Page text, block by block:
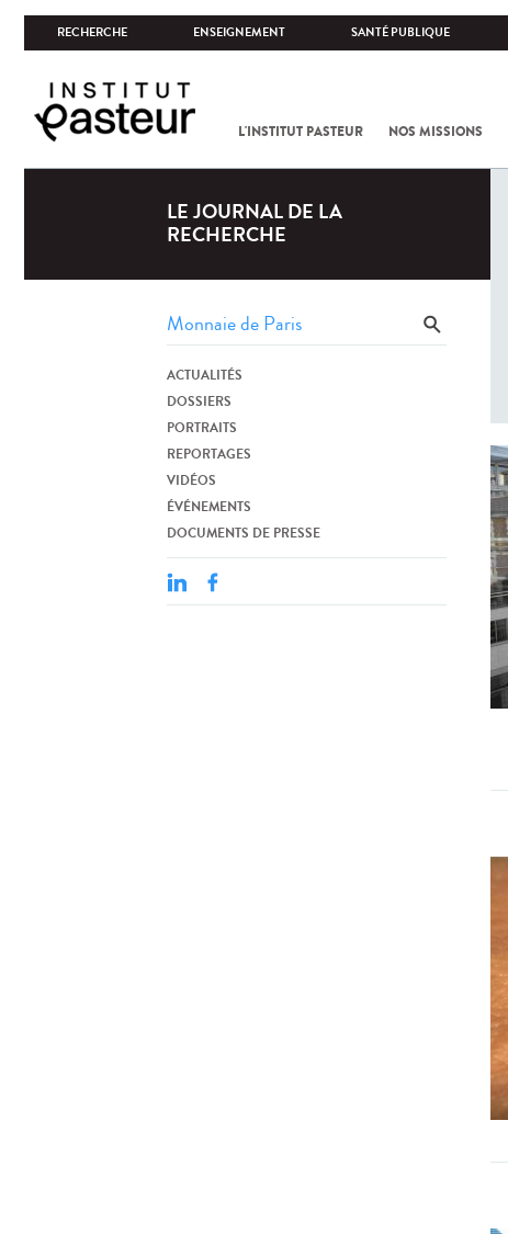
RECHERCHE ENSEIGNEMENT SANTÉ PUBLIQUE
L'INSTITUT PASTEUR NOS MISSIONS
LE JOURNAL DE LA
RECHERCHE
ACTUALITÉS
DOSSIERS
PORTRAITS
REPORTAGES
VIDÉOS
ÉVÉNEMENTS
DOCUMENTS DE PRESSE